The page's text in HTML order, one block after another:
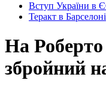
Вступ України в
Теракт в Барселоні
На
збройний